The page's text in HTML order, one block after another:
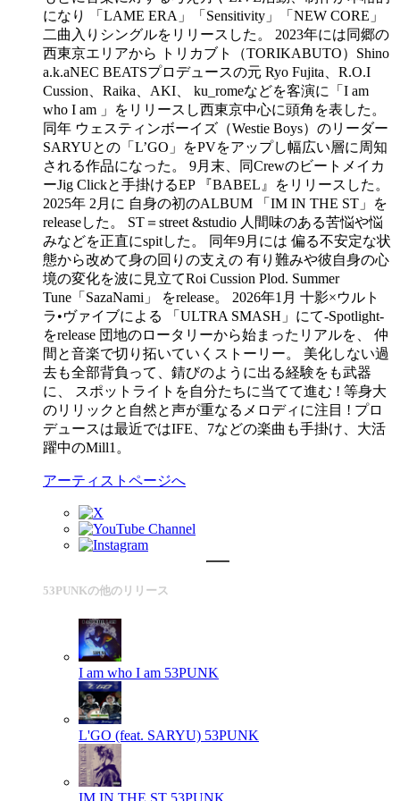
になり 「LAME ERA」「Sensitivity」「NEW CORE」
二曲入りシングルをリリースした。 2023年には同郷の
西東京エリアから トリカブト（TORIKABUTO）Shino
a.k.aNEC BEATSプロデュースの元 Ryo Fujita、R.O.I
Cussion、Raika、AKI、 ku_romeなどを客演に「I am
who I am 」をリリースし西東京中心に頭角を表した。
同年 ウェスティンボーイズ（Westie Boys）のリーダー
SARYUとの「L’GO」をPVをアップし幅広い層に周知
される作品になった。 9月末、同Crewのビートメイカ
ーJig Clickと手掛けるEP 『BABEL』をリリースした。
2025年 2月に 自身の初のALBUM 「IM IN THE ST」を
releaseした。 ST＝street &studio 人間味のある苦悩や悩
みなどを正直にspitした。 同年9月には 偏る不安定な状
態から改めて身の回りの支えの 有り難みや彼自身の心
境の変化を波に見立てRoi Cussion Plod. Summer
Tune「SazaNami」 をrelease。 2026年1月 十影×ウルト
ラ•ヴァイブによる 「ULTRA SMASH」にて-Spotlight-
をrelease 団地のロータリーから始まったリアルを、 仲
間と音楽で切り拓いていくストーリー。 美化しない過
去も全部背負って、錆びのように出る経験をも武器
に、 スポットライトを自分たちに当てて進む ! 等身大
のリリックと自然と声が重なるメロディに注目 ! プロ
デュースは最近ではIFE、7などの楽曲も手掛け、大活
躍中のMill1。
アーティストページへ
53PUNKの他のリリース
I am who I am 53PUNK
L'GO (feat. SARYU) 53PUNK
IM IN THE ST 53PUNK